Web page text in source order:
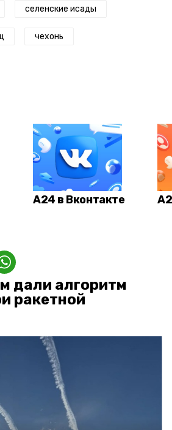
селенские исады
чехонь
А24 в Вконтакте
дали алгоритм
ракетной